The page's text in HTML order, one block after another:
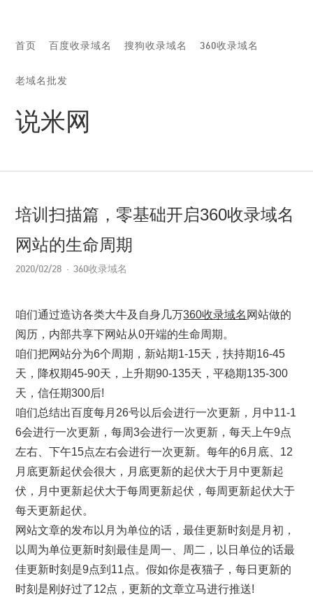
首页 百度收录域名 搜狗收录域名 360收录域名
老域名批发
说米网
培训扫描篇，零基础开启360收录域名
网站的生命周期
2020/02/28 360收录域名
咱们通过造访各类大牛及自身几万360收录域名 网站做的
阅历，内部共享下网站从0开端的生命周期。
咱们把网站分为6个周期，新站期1-15天，扶持期16-45
天，降权期45-90天，上升期90-135天，平稳期135-300
天，信任期300后!
咱们总结出百度每月26号以后会进行一次更新，月中11-1
6会进行一次更新，每周3会进行一次更新，每天上午9点
左右、下午15点左右会进行一次更新。每年的6月底、12
月底更新起伏会很大，月底更新的起伏大于月中更新起
伏，月中更新起伏大于每周更新起伏，每周更新起伏大于
每天更新起伏。
网站文章的发布以月为单位的话，最佳更新时刻是月初，
以周为单位更新时刻最佳是周一、周二，以日单位的话最
佳更新时刻是9点到11点。假如你是夜猫子，每日更新的
时刻是刚好过了12点，更新的文章立马进行推送!